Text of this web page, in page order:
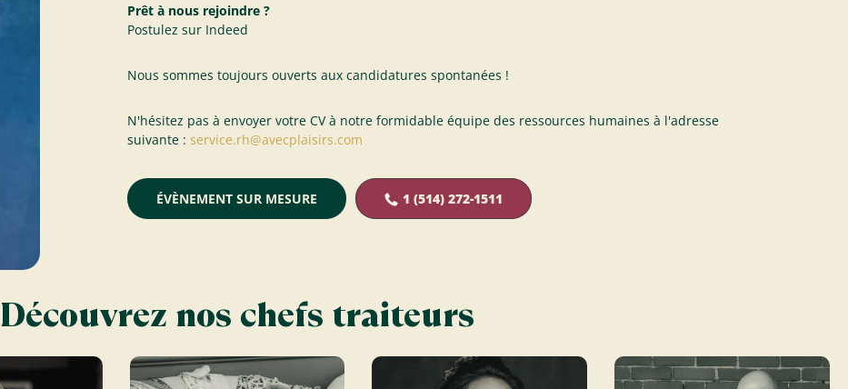
Prêt à nous rejoindre ?
Postulez sur Indeed
Nous sommes toujours ouverts aux candidatures spontanées !
N'hésitez pas à envoyer votre CV à notre formidable équipe des ressources humaines à l'adresse
suivante : service.rh@avecplaisirs.com
ÉVÈNEMENT SUR MESURE 1 (514) 272-1511
Découvrez nos chefs traiteurs